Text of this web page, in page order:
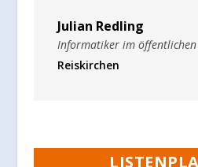
Julian Redling
Informatiker im öffentlichen
Reiskirchen